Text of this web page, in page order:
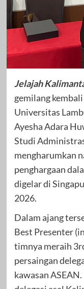
Jelajah
gemilang
Universitas
Ayesha Adara
Studi
mengharumkan
penghargaan
digelar di
2026.
Dalam ajang
Best Presenter
timnya meraih
persaingan
kawasan